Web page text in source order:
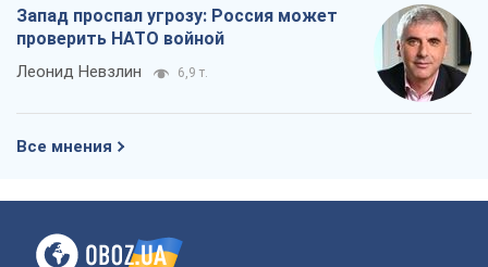
Запад проспал угрозу: Россия может
проверить НАТО войной
Леонид Невзлин 6,9 т.
Все мнения